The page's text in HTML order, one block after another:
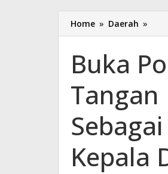
Home » Daerah »
FGP
:
Buka
Tangan
Kepala